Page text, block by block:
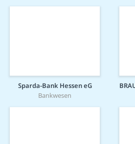
Sparda-Bank Hessen eG
Bankwesen